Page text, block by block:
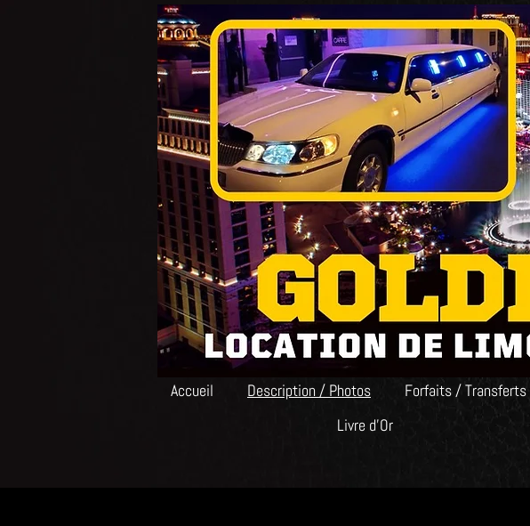
Accueil Description / Photos Forfaits / Transferts
Livre d'Or